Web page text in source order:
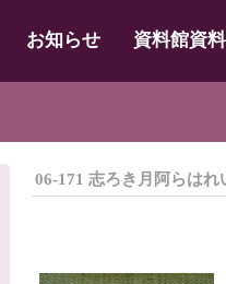
お知らせ 資料館資
06-171 志ろき月阿らは